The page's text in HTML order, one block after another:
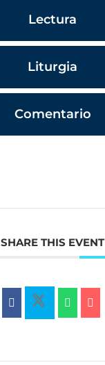
Lectura
Liturgia
Comentario
SHARE THIS EVENT